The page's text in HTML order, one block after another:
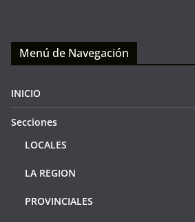
Menú de Navegación
INICIO
Secciones
LOCALES
LA REGION
PROVINCIALES